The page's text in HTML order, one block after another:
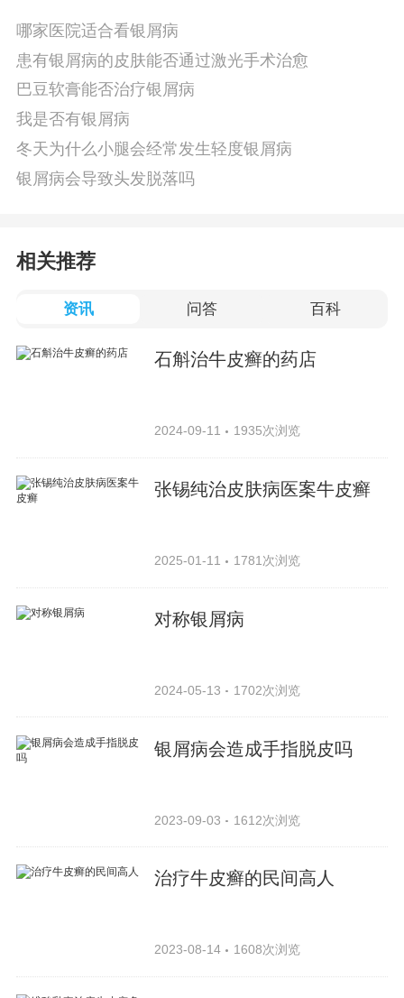
哪家医院适合看银屑病
患有银屑病的皮肤能否通过激光手术治愈
巴豆软膏能否治疗银屑病
我是否有银屑病
冬天为什么小腿会经常发生轻度银屑病
银屑病会导致头发脱落吗
相关推荐
资讯 问答 百科
石斛治牛皮癣的药店
2024-09-11 1935次浏览
张锡纯治皮肤病医案牛皮癣
2025-01-11 1781次浏览
对称银屑病
2024-05-13 1702次浏览
银屑病会造成手指脱皮吗
2023-09-03 1612次浏览
治疗牛皮癣的民间高人
2023-08-14 1608次浏览